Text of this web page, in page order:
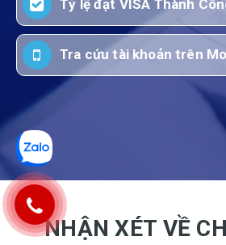
Tỷ lệ đạt VISA Thành
Tra cứu tài khoản trên
NHẬN XÉT VỀ